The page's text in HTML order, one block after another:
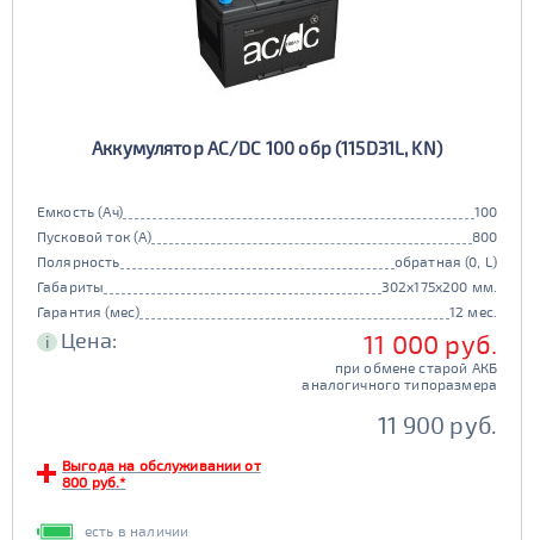
Аккумулятор AC/DC 100 обр (115D31L, KN)
Емкость (Ач)
100
Пусковой ток (А)
800
Полярность
обратная (0, L)
Габариты
302x175x200 мм.
Гарантия (мес)
12 мес.
i Цена: 11 000 руб.
при обмене старой АКБ
аналогичного типоразмера
11 900 руб.
Выгода на обслуживании от
800 руб.*
есть в наличии